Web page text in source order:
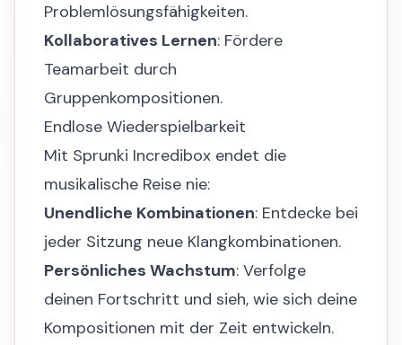
Problemlösungsfähigkeiten.
Kollaboratives Lernen: Fördere
Teamarbeit durch
Gruppenkompositionen.
Endlose Wiederspielbarkeit
Mit Sprunki Incredibox endet die
musikalische Reise nie:
Unendliche Kombinationen: Entdecke bei
jeder Sitzung neue Klangkombinationen.
Persönliches Wachstum: Verfolge
deinen Fortschritt und sieh, wie sich deine
Kompositionen mit der Zeit entwickeln.